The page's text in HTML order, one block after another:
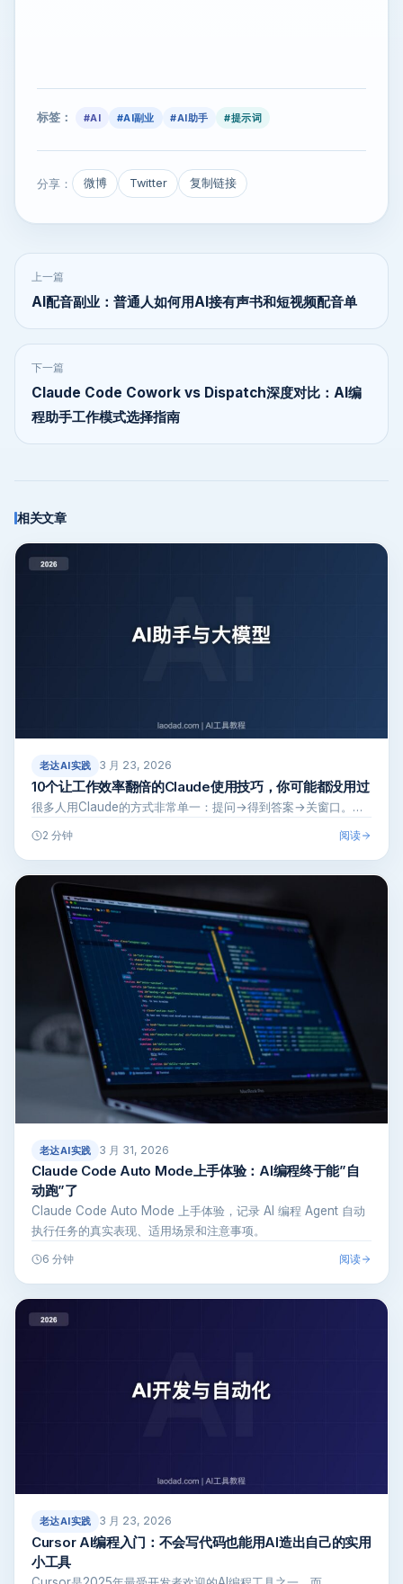
标签： #AI #AI副业 #AI助手 #提示词
分享： 微博 Twitter 复制链接
上一篇
AI配音副业：普通人如何用AI接有声书和短视频配音单
下一篇
Claude Code Cowork vs Dispatch深度对比：AI编
程助手工作模式选择指南
相关文章
老达AI实践 3 月 23, 2026
10个让工作效率翻倍的Claude使用技巧，你可能都没用过
很多人用Claude的方式非常单一：提问→得到答案→关窗口。…
2 分钟 阅读
老达AI实践 3 月 31, 2026
Claude Code Auto Mode上手体验：AI编程终于能”自
动跑”了
Claude Code Auto Mode 上手体验，记录 AI 编程 Agent 自动
执行任务的真实表现、适用场景和注意事项。
6 分钟 阅读
老达AI实践 3 月 23, 2026
Cursor AI编程入门：不会写代码也能用AI造出自己的实用
小工具